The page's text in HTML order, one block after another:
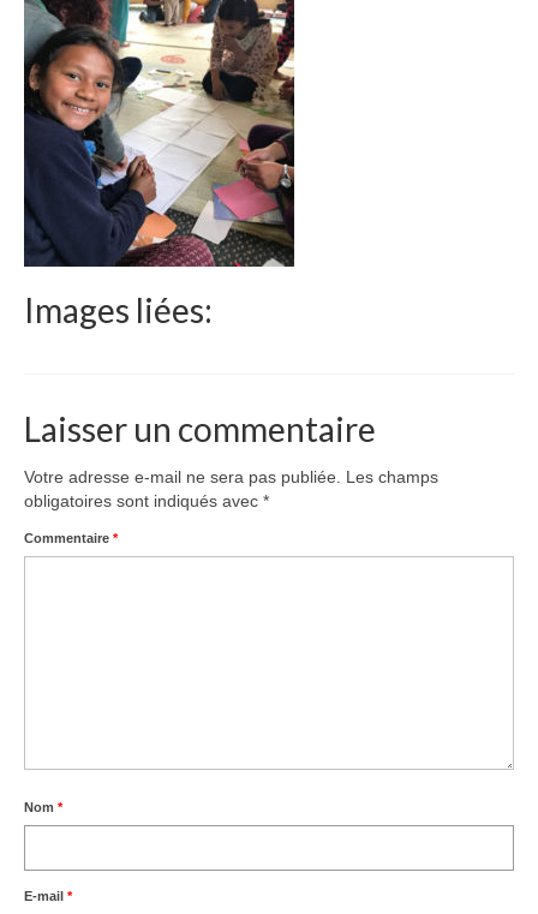
Le Népal
Documents
Parrainages
Missions 2023
Actualités
Nous contacter
Images liées:
Laisser un commentaire
Votre adresse e-mail ne sera pas publiée.
Les champs
obligatoires sont indiqués avec *
Commentaire *
Nom *
E-mail *